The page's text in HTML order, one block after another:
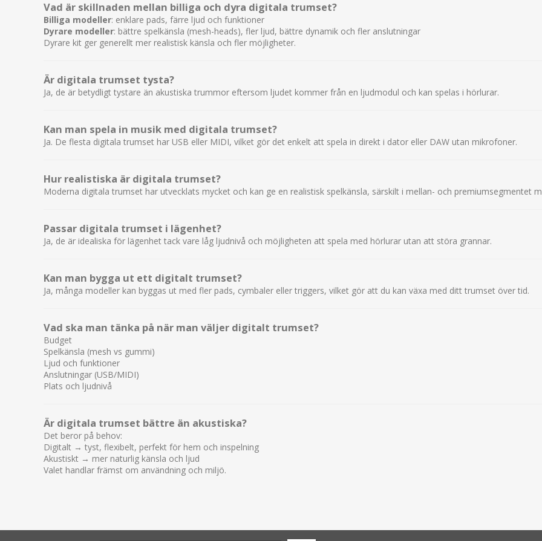
Vad är skillnaden mellan billiga och dyra digitala trumset?
Billiga modeller: enklare pads, färre ljud och funktioner
Dyrare modeller: bättre spelkänsla (mesh-heads), fler ljud, bättre dynamik och fler anslutningar
Dyrare kit ger generellt mer realistisk känsla och fler möjligheter.
Är digitala trumset tysta?
Ja, de är betydligt tystare än akustiska trummor eftersom ljudet kommer från en ljudmodul och kan spelas i hörlurar.
Kan man spela in musik med digitala trumset?
Ja. De flesta digitala trumset har USB eller MIDI, vilket gör det enkelt att spela in direkt i dator eller DAW utan mikrofoner.
Hur realistiska är digitala trumset?
Moderna digitala trumset har utvecklats mycket och kan ge en realistisk spelkänsla, särskilt i mellan- och premiumsegmentet
Passar digitala trumset i lägenhet?
Ja, de är idealiska för lägenhet tack vare låg ljudnivå och möjligheten att spela med hörlurar utan att störa grannar.
Kan man bygga ut ett digitalt trumset?
Ja, många modeller kan byggas ut med fler pads, cymbaler eller triggers, vilket gör att du kan växa med ditt trumset över tid.
Vad ska man tänka på när man väljer digitalt trumset?
Budget
Spelkänsla (mesh vs gummi)
Ljud och funktioner
Anslutningar (USB/MIDI)
Plats och ljudnivå
Är digitala trumset bättre än akustiska?
Det beror på behov:
Digitalt → tyst, flexibelt, perfekt för hem och inspelning
Akustiskt → mer naturlig känsla och ljud
Valet handlar främst om användning och miljö.